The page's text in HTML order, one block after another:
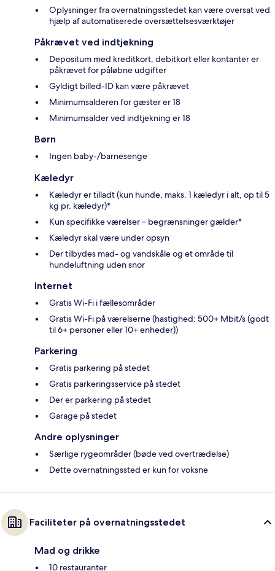
Oplysninger fra overnatningsstedet kan være oversat ved
hjælp af automatiserede oversættelsesværktøjer
Påkrævet ved indtjekning
Depositum med kreditkort, debitkort eller kontanter er
påkrævet for påløbne udgifter
Gyldigt billed-ID kan være påkrævet
Minimumsalderen for gæster er 18
Minimumsalder ved indtjekning er 18
Børn
Ingen baby-/barnesenge
Kæledyr
Kæledyr er tilladt (kun hunde, maks. 1 kæledyr i alt, op til 5
kg pr. kæledyr)*
Kun specifikke værelser – begrænsninger gælder*
Kæledyr skal være under opsyn
Der tilbydes mad- og vandskåle og et område til
hundeluftning uden snor
Internet
Gratis Wi-Fi i fællesområder
Gratis Wi-Fi på værelserne (hastighed: 500+ Mbit/s (godt
til 6+ personer eller 10+ enheder))
Parkering
Gratis parkering på stedet
Gratis parkeringsservice på stedet
Der er parkering på stedet
Garage på stedet
Andre oplysninger
Særlige rygeområder (bøde ved overtrædelse)
Dette overnatningssted er kun for voksne
Faciliteter på overnatningsstedet
Mad og drikke
10 restauranter